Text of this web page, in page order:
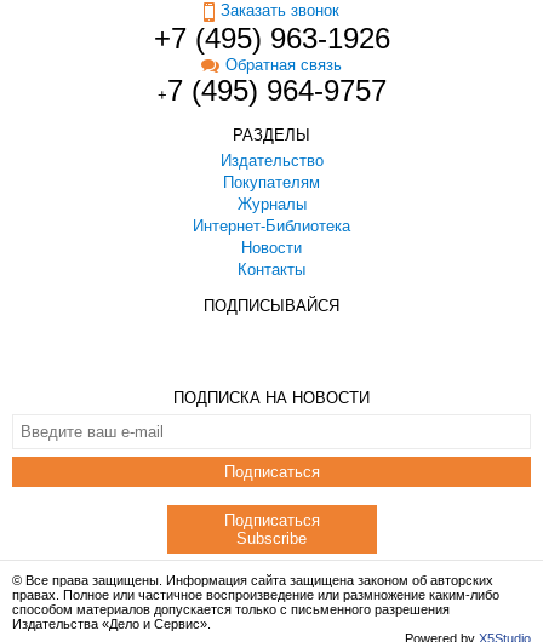
Заказать звонок
+7 (495) 963-1926
Обратная связь
+7 (495) 964-9757
РАЗДЕЛЫ
Издательство
Покупателям
Журналы
Интернет-Библиотека
Новости
Контакты
ПОДПИСЫВАЙСЯ
ПОДПИСКА НА НОВОСТИ
Подписаться
Подписаться
Subscribe
© Все права защищены. Информация сайта защищена законом об авторских
правах. Полное или частичное воспроизведение или размножение каким-либо
способом материалов допускается только с письменного разрешения
Издательства «Дело и Сервис».
Powered by X5Studio